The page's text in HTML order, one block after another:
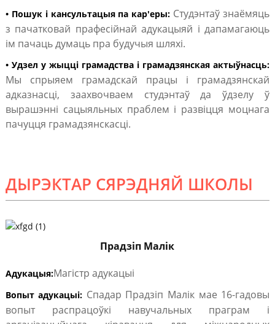
• Пошук і кансультацыя па кар'еры: Студэнтаў знаёмяць
з пачатковай прафесійнай адукацыяй і дапамагаюць
ім пачаць думаць пра будучыя шляхі.
• Удзел у жыцці грамадства і грамадзянская актыўнасць:
Мы спрыяем грамадскай працы і грамадзянскай
адказнасці, заахвочваем студэнтаў да ўдзелу ў
вырашэнні сацыяльных праблем і развіцця моцнага
пачуцця грамадзянскасці.
ДЫРЭКТАР СЯРЭДНЯЙ ШКОЛЫ
Прадзіп Малік
Адукацыя:Магістр адукацыі
Вопыт адукацыі: Спадар Прадзіп Малік мае 16-гадовы
вопыт распрацоўкі навучальных праграм і